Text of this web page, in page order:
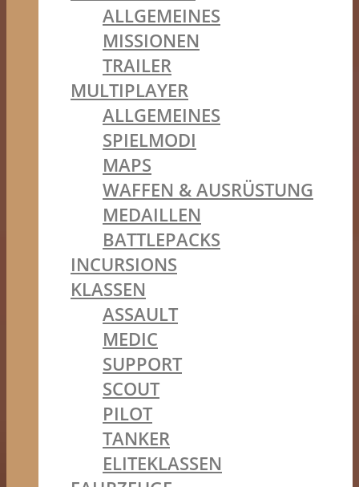
ALLGEMEINES
MISSIONEN
TRAILER
MULTIPLAYER
ALLGEMEINES
SPIELMODI
MAPS
WAFFEN & AUSRÜSTUNG
MEDAILLEN
BATTLEPACKS
INCURSIONS
KLASSEN
ASSAULT
MEDIC
SUPPORT
SCOUT
PILOT
TANKER
ELITEKLASSEN